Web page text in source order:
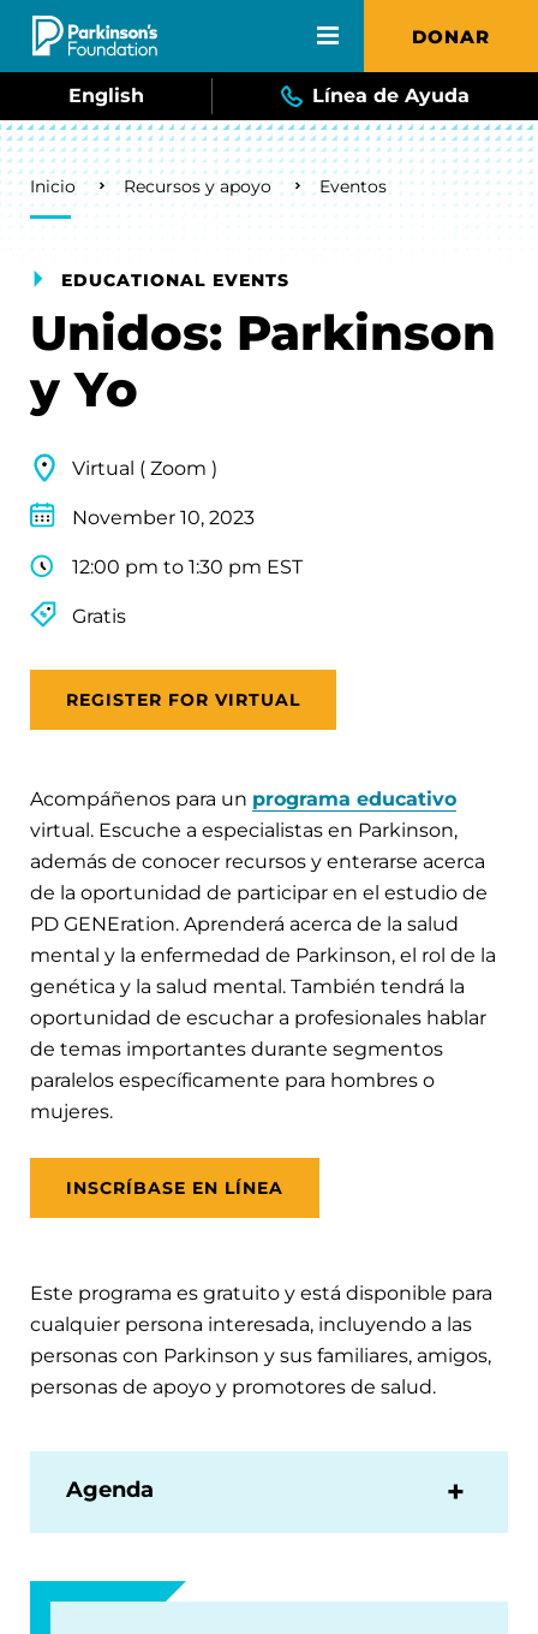
Skip to main content DONAR
English Línea de Ayuda
Breadcrumb
Inicio Recursos y apoyo Eventos
EDUCATIONAL EVENTS
Unidos: Parkinson
y Yo
Virtual ( Zoom )
November 10, 2023
12:00 pm to 1:30 pm EST
Gratis
REGISTER FOR VIRTUAL
Acompáñenos para un programa educativo
virtual. Escuche a especialistas en Parkinson,
además de conocer recursos y enterarse acerca
de la oportunidad de participar en el estudio de
PD GENEration. Aprenderá acerca de la salud
mental y la enfermedad de Parkinson, el rol de la
genética y la salud mental. También tendrá la
oportunidad de escuchar a profesionales hablar
de temas importantes durante segmentos
paralelos específicamente para hombres o
mujeres.
INSCRÍBASE EN LÍNEA
Este programa es gratuito y está disponible para
cualquier persona interesada, incluyendo a las
personas con Parkinson y sus familiares, amigos,
personas de apoyo y promotores de salud.
Agenda